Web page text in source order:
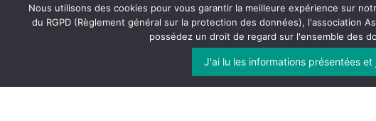
Islemagest propulsé parWordPress
Nous utilisons des cookies pour vous garantir la meilleure expérience sur
du RGPD (Règlement général sur la protection des données), l'association
possédez un droit de regard sur l'ensemble des
J'ai lu les informations présentées